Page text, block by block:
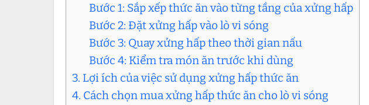
Bước 1: Sắp xếp thức ăn vào từng tầng của xửng hấp
Bước 2: Đặt xửng hấp vào lò vi sóng
Bước 3: Quay xửng hấp theo thời gian nấu
Bước 4: Kiểm tra món ăn trước khi dùng
3. Lợi ích của việc sử dụng xửng hấp thức ăn
4. Cách chọn mua xửng hấp thức ăn cho lò vi sóng